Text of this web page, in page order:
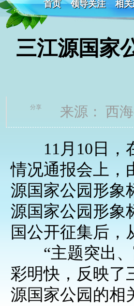
首页 领导关注 相
三江源国家
来源： 西
分享
11月10日，在
情况通报会上，
源国家公园形象
源国家公园形象
国公开征集后，
“主题突出、
彩明快，反映了
源国家公园的相